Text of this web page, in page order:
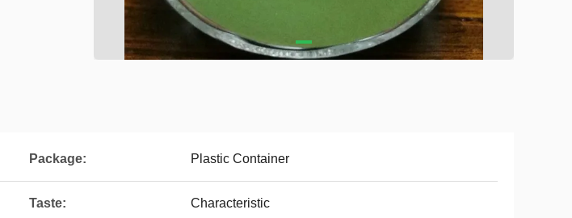
Package: Plastic Container
Taste: Characteristic